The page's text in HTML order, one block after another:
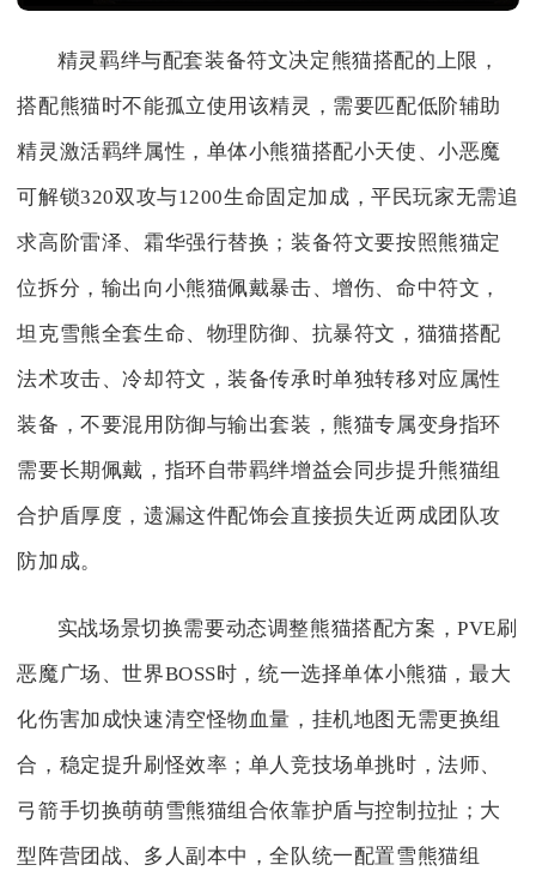
精灵羁绊与配套装备符文决定熊猫搭配的上限，
搭配熊猫时不能孤立使用该精灵，需要匹配低阶辅助
精灵激活羁绊属性，单体小熊猫搭配小天使、小恶魔
可解锁320双攻与1200生命固定加成，平民玩家无需追
求高阶雷泽、霜华强行替换；装备符文要按照熊猫定
位拆分，输出向小熊猫佩戴暴击、增伤、命中符文，
坦克雪熊全套生命、物理防御、抗暴符文，猫猫搭配
法术攻击、冷却符文，装备传承时单独转移对应属性
装备，不要混用防御与输出套装，熊猫专属变身指环
需要长期佩戴，指环自带羁绊增益会同步提升熊猫组
合护盾厚度，遗漏这件配饰会直接损失近两成团队攻
防加成。
实战场景切换需要动态调整熊猫搭配方案，PVE刷
恶魔广场、世界BOSS时，统一选择单体小熊猫，最大
化伤害加成快速清空怪物血量，挂机地图无需更换组
合，稳定提升刷怪效率；单人竞技场单挑时，法师、
弓箭手切换萌萌雪熊猫组合依靠护盾与控制拉扯；大
型阵营团战、多人副本中，全队统一配置雪熊猫组